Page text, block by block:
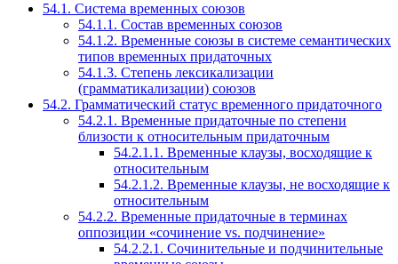
54.1. Система временных союзов
54.1.1. Состав временных союзов
54.1.2. Временные союзы в системе семантических
типов временных придаточных
54.1.3. Степень лексикализации
(грамматикализации) союзов
54.2. Грамматический статус временного придаточного
54.2.1. Временные придаточные по степени
близости к относительным придаточным
54.2.1.1. Временные клаузы, восходящие к
относительным
54.2.1.2. Временные клаузы, не восходящие к
относительным
54.2.2. Временные придаточные в терминах
оппозиции «сочинение vs. подчинение»
54.2.2.1. Сочинительные и подчинительные